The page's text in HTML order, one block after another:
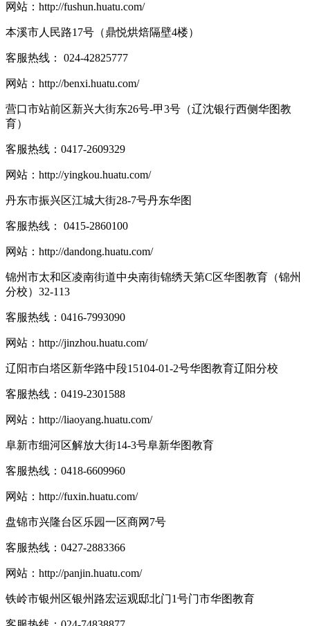
网站： http://fushun.huatu.com/
本溪市人民路17号（鼎悦烘焙隔壁4楼）
客服热线： 024-42825777
网站： http://benxi.huatu.com/
营口市站前区新兴大街东26号-甲3号（辽沈银行西侧华图教
育）
客服热线： 0417-2609329
网站： http://yingkou.huatu.com/
丹东市振兴区江城大街28-7号丹东华图
客服热线： 0415-2860100
网站： http://dandong.huatu.com/
锦州市太和区凌南街道中央南街锦绣天第C区华图教育（锦州
分校）32-113
客服热线： 0416-7993090
网站： http://jinzhou.huatu.com/
辽阳市白塔区新华路中段15104-01-2号华图教育辽阳分校
客服热线： 0419-2301588
网站： http://liaoyang.huatu.com/
阜新市细河区解放大街14-3号阜新华图教育
客服热线： 0418-6609960
网站： http://fuxin.huatu.com/
盘锦市兴隆台区乐园一区商网7号
客服热线： 0427-2883366
网站： http://panjin.huatu.com/
铁岭市银州区银州路宏运观邸北门1号门市华图教育